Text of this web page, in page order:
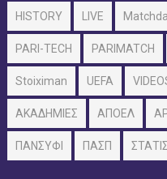
HISTORY LIVE
PARI-TECH PARIMATCH
Stoiximan UEFA
ΑΚΑΔΗΜΙΕΣ ΑΠΟΕΛ
ΠΑΝΣΥΦΙ ΠΑΣΠ